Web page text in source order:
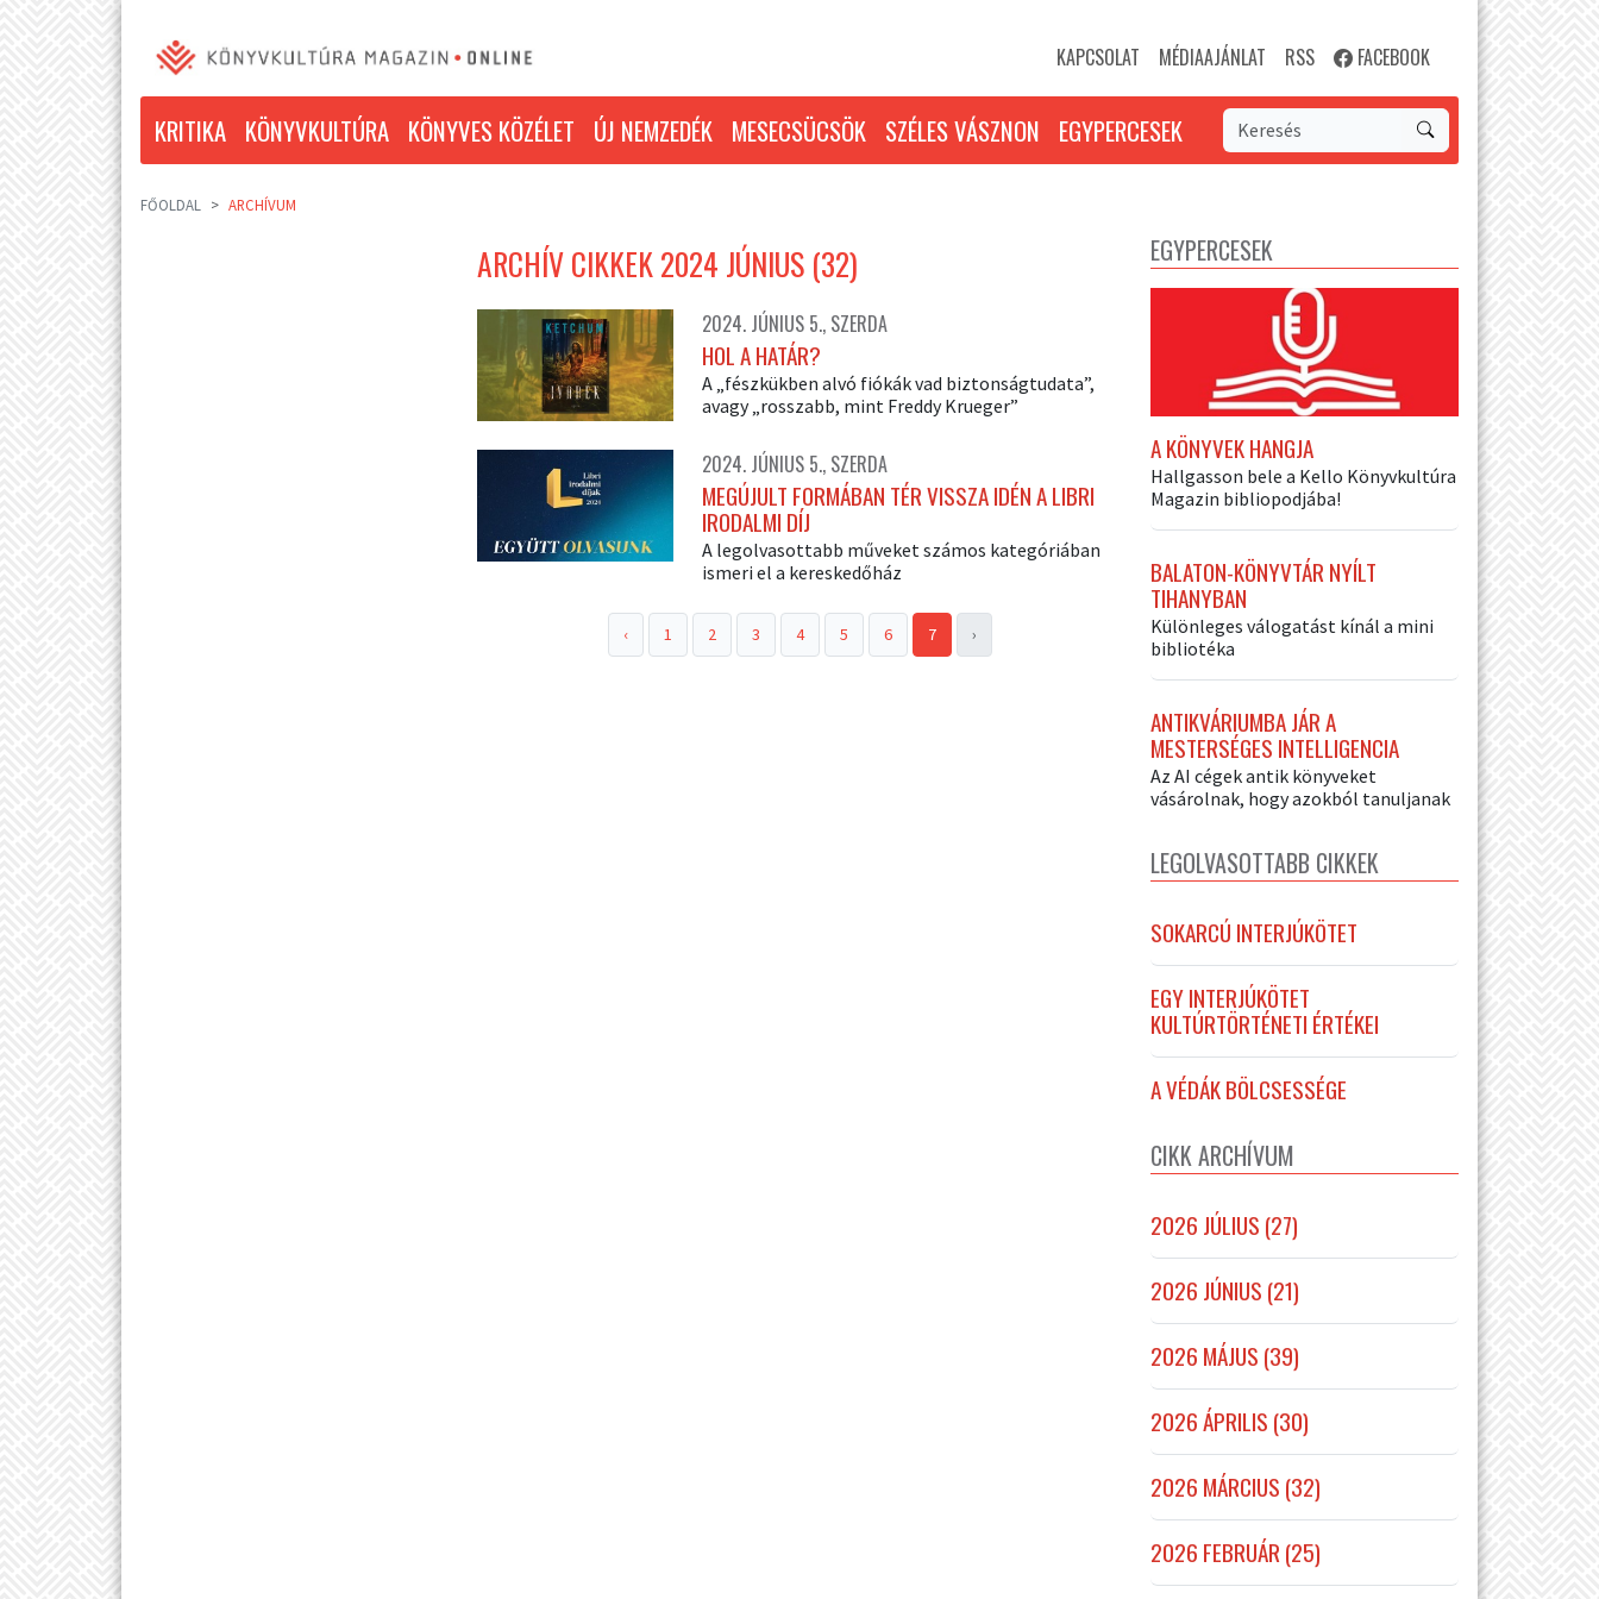
KAPCSOLAT MÉDIAAJÁNLAT RSS FACEBOOK
KRITIKA KÖNYVKULTÚRA KÖNYVES KÖZÉLET ÚJ NEMZEDÉK MESECSÜCSÖK SZÉLES VÁSZNON EGYPERCESEK
FŐOLDAL ARCHÍVUM
ARCHÍV CIKKEK 2024 JÚNIUS (32)
2024. JÚNIUS 5., SZERDA
HOL A HATÁR?
A „fészkükben alvó fiókák vad biztonságtudata”,
avagy „rosszabb, mint Freddy Krueger”
2024. JÚNIUS 5., SZERDA
MEGÚJULT FORMÁBAN TÉR VISSZA IDÉN A LIBRI
IRODALMI DÍJ
A legolvasottabb műveket számos kategóriában
ismeri el a kereskedőház
‹ 1 2 3 4 5 6 7 ›
EGYPERCESEK
A KÖNYVEK HANGJA
Hallgasson bele a Kello Könyvkultúra
Magazin bibliopodjába!
BALATON-KÖNYVTÁR NYÍLT
TIHANYBAN
Különleges válogatást kínál a mini
bibliotéka
ANTIKVÁRIUMBA JÁR A
MESTERSÉGES INTELLIGENCIA
Az AI cégek antik könyveket
vásárolnak, hogy azokból tanuljanak
LEGOLVASOTTABB CIKKEK
SOKARCÚ INTERJÚKÖTET
EGY INTERJÚKÖTET
KULTÚRTÖRTÉNETI ÉRTÉKEI
A VÉDÁK BÖLCSESSÉGE
CIKK ARCHÍVUM
2026 JÚLIUS (27)
2026 JÚNIUS (21)
2026 MÁJUS (39)
2026 ÁPRILIS (30)
2026 MÁRCIUS (32)
2026 FEBRUÁR (25)